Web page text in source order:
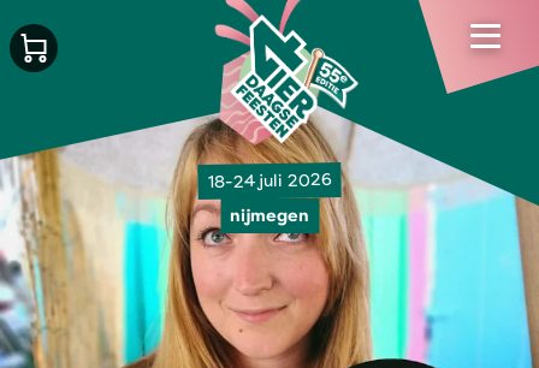
18-24 juli 2026
nijmegen